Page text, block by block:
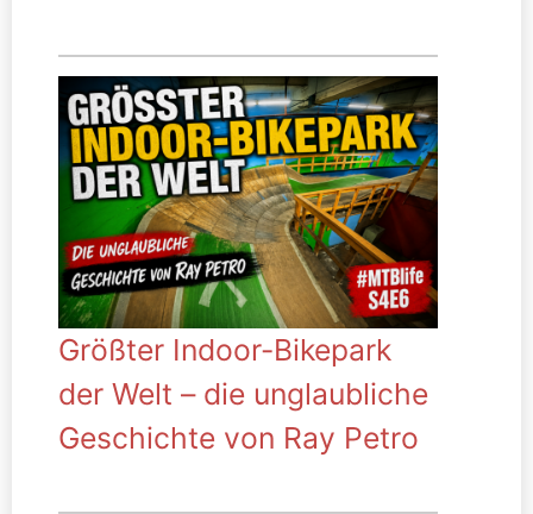
Größter Indoor-Bikepark
der Welt – die unglaubliche
Geschichte von Ray Petro